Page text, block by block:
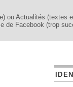
ou Actualités
Facebook (trop